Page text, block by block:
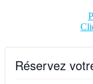
Réservez